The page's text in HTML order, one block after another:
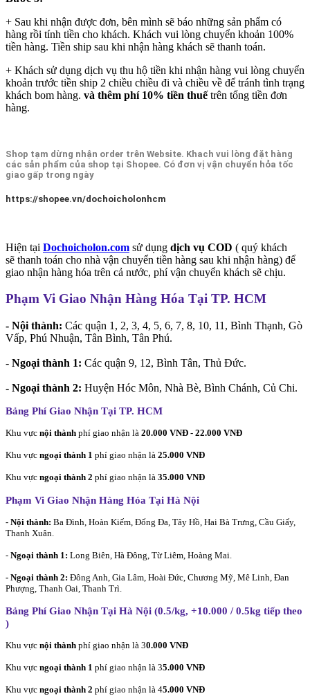
+ Sau khi nhận được đơn, bên mình sẽ báo những sản phẩm có
hàng rồi tính tiền cho khách. Khách vui lòng chuyển khoản 100%
tiền hàng. Tiền ship sau khi nhận hàng khách sẽ thanh toán.
+ Khách sử dụng dịch vụ thu hộ tiền khi nhận hàng vui lòng chuyển
khoản trước tiền ship 2 chiều chiều đi và chiều về để tránh tình trạng
khách bom hàng. và thêm phí 10% tiền thuếtrên tổng tiền đơn
hàng.
Shop tạm dừng nhận order trên Website. Khach vui lòng đặt hàng
các sản phẩm của shop tại Shopee. Có đơn vị vận chuyển hỏa tốc
giao gấp trong ngày
https://shopee.vn/dochoicholonhcm
Hiện tại Dochoicholon.com sử dụng dịch vụ COD ( quý khách
sẽ thanh toán cho nhà vận chuyển tiền hàng sau khi nhận hàng) để
giao nhận hàng hóa trên cả nước, phí vận chuyển khách sẽ chịu.
Phạm Vi Giao Nhận Hàng Hóa Tại TP. HCM
- Nội thành: Các quận 1, 2, 3, 4, 5, 6, 7, 8, 10, 11, Bình Thạnh, Gò
Vấp, Phú Nhuận, Tân Bình, Tân Phú.
- Ngoại thành 1: Các quận 9, 12, Bình Tân, Thủ Đức.
- Ngoại thành 2: Huyện Hóc Môn, Nhà Bè, Bình Chánh, Củ Chi.
Bảng Phí Giao Nhận Tại TP. HCM
Khu vực nội thành phí giao nhận là 20.000 VNĐ - 22.000 VNĐ
Khu vực ngoại thành 1 phí giao nhận là 25.000 VNĐ
Khu vực ngoại thành 2 phí giao nhận là 35.000 VNĐ
Phạm Vi Giao Nhận Hàng Hóa Tại Hà Nội
- Nội thành: Ba Đình, Hoàn Kiếm, Đống Đa, Tây Hồ, Hai Bà Trưng, Cầu Giấy,
Thanh Xuân.
- Ngoại thành 1: Long Biên, Hà Đông, Từ Liêm, Hoàng Mai.
- Ngoại thành 2: Đông Anh, Gia Lâm, Hoài Đức, Chương Mỹ, Mê Linh, Đan
Phượng, Thanh Oai, Thanh Trì.
Bảng Phí Giao Nhận Tại Hà Nội (0.5/kg, +10.000 / 0.5kg tiếp theo
)
Khu vực nội thành phí giao nhận là 30.000 VNĐ
Khu vực ngoại thành 1 phí giao nhận là 35.000 VNĐ
Khu vực ngoại thành 2 phí giao nhận là 45.000 VNĐ